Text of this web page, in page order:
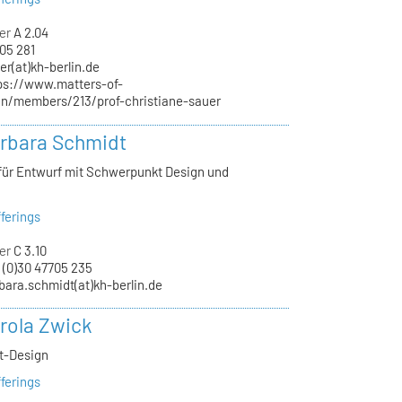
A 2.04
281
berlin.de
www.matters-of-
members/213/prof-christiane-sauer
Schmidt
Entwurf mit Schwerpunkt Design und
C 3.10
47705 235
berlin.de
Zwick
Design